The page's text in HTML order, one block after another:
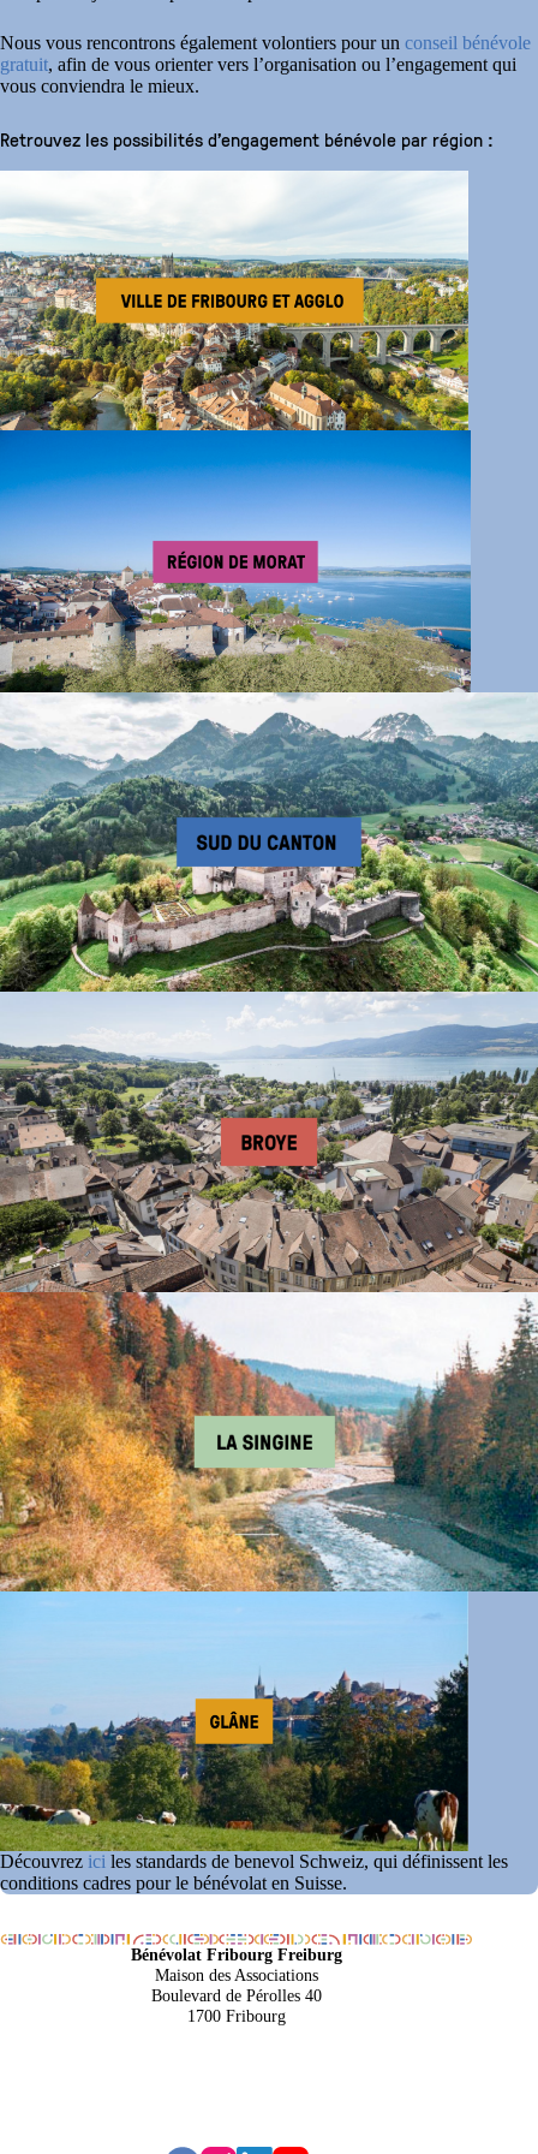
Nous vous rencontrons également volontiers pour un conseil bénévole
gratuit, afin de vous orienter vers l’organisation ou l’engagement qui
vous conviendra le mieux.
Retrouvez les possibilités d’engagement bénévole par région :
Découvrez ici les standards de benevol Schweiz, qui définissent les
conditions cadres pour le bénévolat en Suisse.
Bénévolat Fribourg Freiburg
Maison des Associations
Boulevard de Pérolles 40
1700 Fribourg